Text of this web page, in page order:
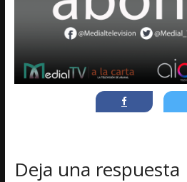
Deja una respuesta